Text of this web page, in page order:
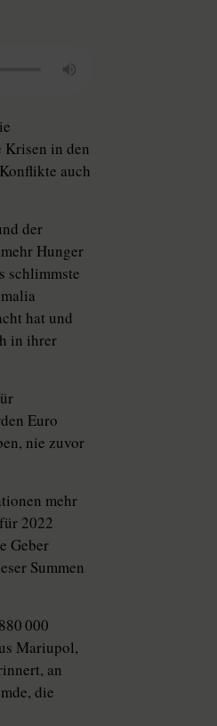
Krisen in den
auch
der
Hunger
schlimmste
hat und
in ihrer
Euro
nie zuvor
mehr
2022
Geber
Summen
000
Mariupol,
an
die